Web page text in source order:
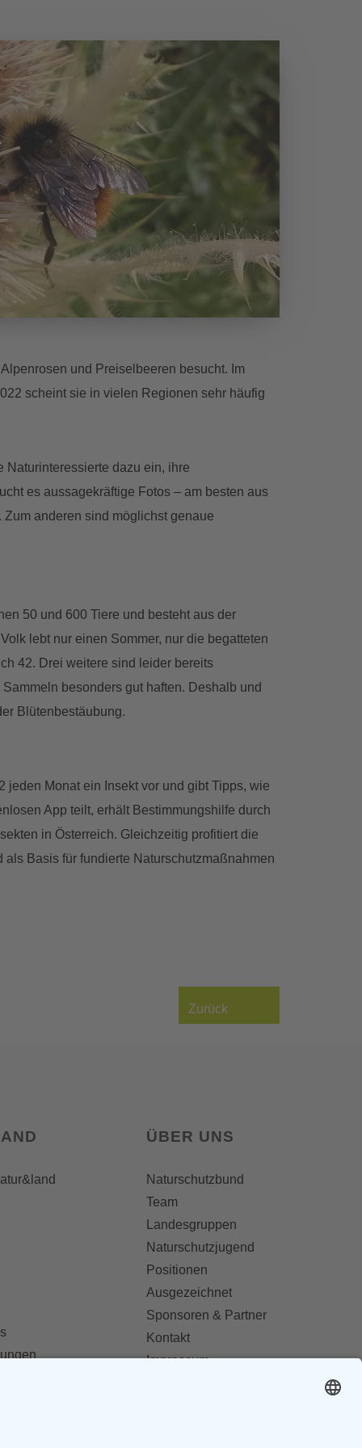
und Preiselbeeren besucht. Im
scheint sie in vielen Regionen sehr häufig
Naturinteressierte dazu ein, ihre
es aussagekräftige Fotos – am besten aus
anderen sind möglichst genaue
50 und 600 Tiere und besteht aus der
lebt nur einen Sommer, nur die begatteten
42. Drei weitere sind leider bereits
besonders gut haften. Deshalb und
Blütenbestäubung.
Monat ein Insekt vor und gibt Tipps, wie
App teilt, erhält Bestimmungshilfe durch
in Österreich. Gleichzeitig profitiert die
Basis für fundierte Naturschutzmaßnahmen
Zurück
ÜBER UNS
Naturschutzbund
Team
Landesgruppen
Naturschutzjugend
Positionen
Ausgezeichnet
Sponsoren & Partner
Kontakt
Impressum